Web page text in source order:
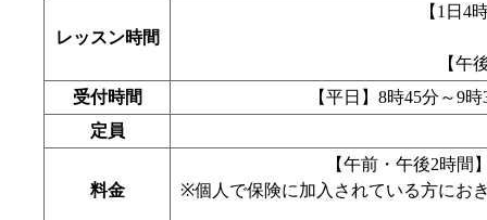
レッスン時間
【1日4
【午
受付時間
【平日】8時45分～9
定員
料金
【午前・午後2時間
※個人で保険に加入されている方にお